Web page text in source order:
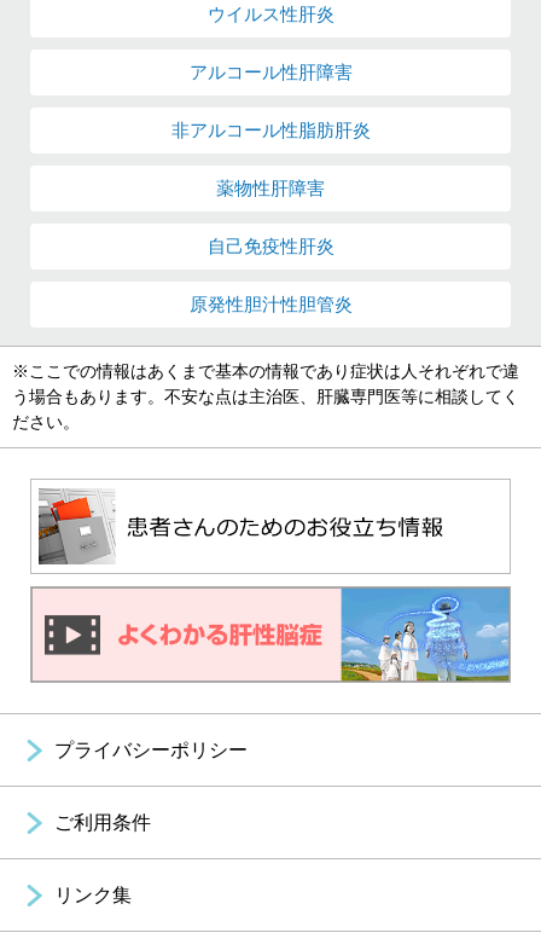
ウイルス性肝炎
アルコール性肝障害
非アルコール性脂肪肝炎
薬物性肝障害
自己免疫性肝炎
原発性胆汁性胆管炎
※ここでの情報はあくまで基本の情報であり症状は人それぞれで違
う場合もあります。不安な点は主治医、肝臓専門医等に相談してく
ださい。
プライバシーポリシー
ご利用条件
リンク集